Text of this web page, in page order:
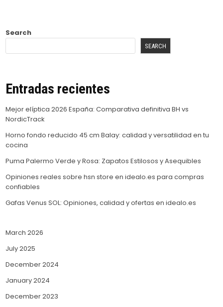
Search
SEARCH
Entradas recientes
Mejor elíptica 2026 España: Comparativa definitiva BH vs
NordicTrack
Horno fondo reducido 45 cm Balay: calidad y versatilidad en tu
cocina
Puma Palermo Verde y Rosa: Zapatos Estilosos y Asequibles
Opiniones reales sobre hsn store en idealo.es para compras
confiables
Gafas Venus SOL: Opiniones, calidad y ofertas en idealo.es
March 2026
July 2025
December 2024
January 2024
December 2023